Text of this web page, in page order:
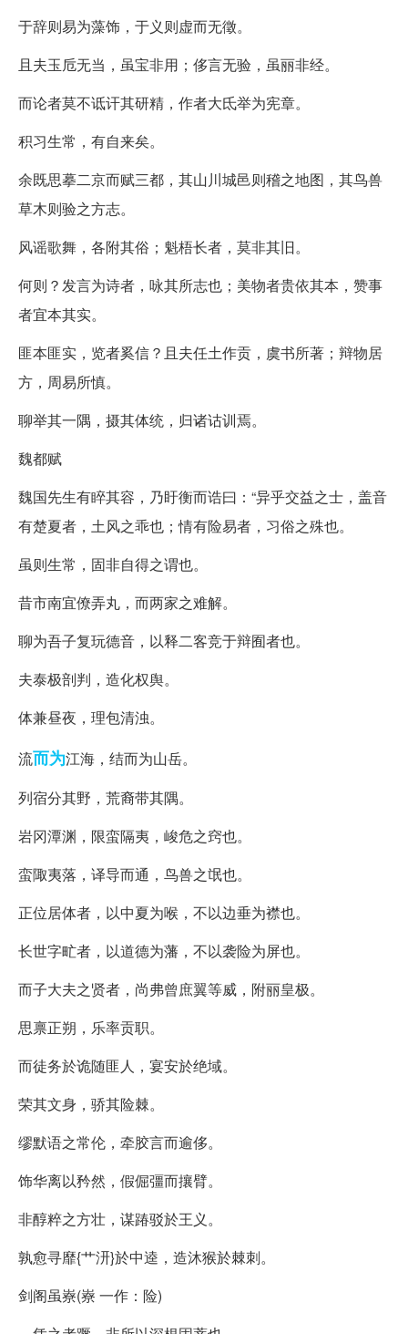
于辞则易为藻饰，于义则虚而无徵。
且夫玉卮无当，虽宝非用；侈言无验，虽丽非经。
而论者莫不诋讦其研精，作者大氐举为宪章。
积习生常，有自来矣。
余既思摹二京而赋三都，其山川城邑则稽之地图，其鸟兽
草木则验之方志。
风谣歌舞，各附其俗；魁梧长者，莫非其旧。
何则？发言为诗者，咏其所志也；美物者贵依其本，赞事
者宜本其实。
匪本匪实，览者奚信？且夫任土作贡，虞书所著；辩物居
方，周易所慎。
聊举其一隅，摄其体统，归诸诂训焉。
魏都赋
魏国先生有睟其容，乃盱衡而诰曰：“异乎交益之士，盖音
有楚夏者，土风之乖也；情有险易者，习俗之殊也。
虽则生常，固非自得之谓也。
昔市南宜僚弄丸，而两家之难解。
聊为吾子复玩德音，以释二客竞于辩囿者也。
夫泰极剖判，造化权舆。
体兼昼夜，理包清浊。
流而为江海，结而为山岳。
列宿分其野，荒裔带其隅。
岩冈潭渊，限蛮隔夷，峻危之窍也。
蛮陬夷落，译导而通，鸟兽之氓也。
正位居体者，以中夏为喉，不以边垂为襟也。
长世字甿者，以道德为藩，不以袭险为屏也。
而子大夫之贤者，尚弗曾庶翼等威，附丽皇极。
思禀正朔，乐率贡职。
而徒务於诡随匪人，宴安於绝域。
荣其文身，骄其险棘。
缪默语之常伦，牵胶言而逾侈。
饰华离以矜然，假倔彊而攘臂。
非醇粹之方壮，谋踳驳於王义。
孰愈寻靡{艹汧}於中逵，造沐猴於棘刺。
剑阁虽嶚(嶚 一作：险)